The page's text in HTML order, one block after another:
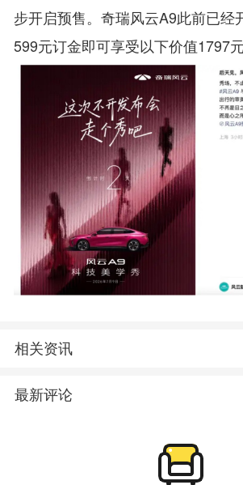
步开启预售。奇瑞风云A9此前已经
599元订金即可享受以下价值1797元
相关资讯
最新评论